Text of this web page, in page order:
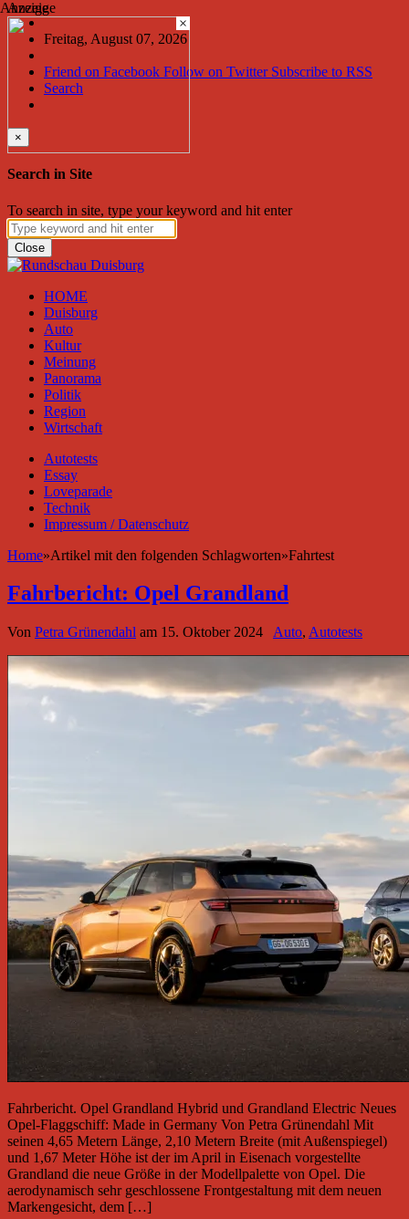
Freitag, August 07, 2026
Friend on Facebook Follow on Twitter Subscribe to RSS
Search
×
Search in Site
To search in site, type your keyword and hit enter
Close
HOME
Duisburg
Auto
Kultur
Meinung
Panorama
Politik
Region
Wirtschaft
Autotests
Essay
Loveparade
Technik
Impressum / Datenschutz
Home»Artikel mit den folgenden Schlagworten»Fahrtest
Fahrbericht: Opel Grandland
Von Petra Grünendahl am 15. Oktober 2024 Auto, Autotests
Fahrbericht. Opel Grandland Hybrid und Grandland Electric Neues
Opel-Flaggschiff: Made in Germany Von Petra Grünendahl Mit
seinen 4,65 Metern Länge, 2,10 Metern Breite (mit Außenspiegel)
und 1,67 Meter Höhe ist der im April in Eisenach vorgestellte
Grandland die neue Größe in der Modellpalette von Opel. Die
aerodynamisch sehr geschlossene Frontgestaltung mit dem neuen
Markengesicht, dem […]
Anzeige
×
Anzeige